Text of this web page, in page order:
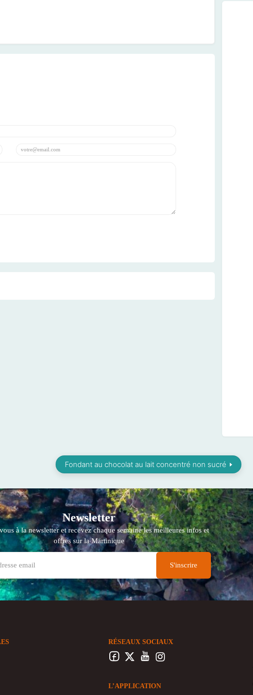
Fondant au chocolat au lait concentré non sucré
Newsletter
à la newsletter et recevez chaque semaine les meilleures infos et
offres sur la Martinique
RÉSEAUX SOCIAUX
L’APPLICATION